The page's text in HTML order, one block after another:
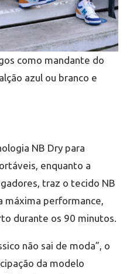
como mandante do
azul ou branco e
NB Dry para
enquanto a
traz o tecido NB
máxima performance,
durante os 90 minutos.
não sai de moda”, o
da modelo